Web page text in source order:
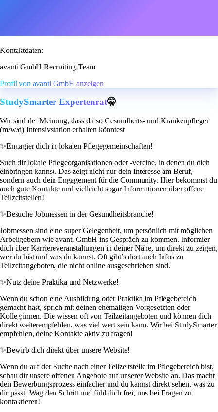
Kontaktdaten:
avanti GmbH Recruiting-Team
Profil von avanti GmbH anzeigen
StudySmarter Expertenrat🤫
Wir sind der Meinung, dass du so Gesundheits- und Krankenpfleger
(m/w/d) Intensivstation erhalten könntest
✨Engagier dich in lokalen Pflegegemeinschaften!
Such dir lokale Pflegeorganisationen oder -vereine, in denen du dich
einbringen kannst. Das zeigt nicht nur dein Interesse am Beruf,
sondern auch dein Engagement für die Community. Hier bekommst du
auch gute Kontakte und vielleicht sogar Informationen über offene
Teilzeitstellen!
✨Besuche Jobmessen in der Gesundheitsbranche!
Jobmessen sind eine super Gelegenheit, um persönlich mit möglichen
Arbeitgebern wie avanti GmbH ins Gespräch zu kommen. Informier
dich über Karriereveranstaltungen in deiner Nähe, um direkt zu zeigen,
wer du bist und was du kannst. Oft gibt’s dort auch Infos zu
Teilzeitangeboten, die nicht online ausgeschrieben sind.
✨Nutz deine Praktika und Netzwerke!
Wenn du schon eine Ausbildung oder Praktika im Pflegebereich
gemacht hast, sprich mit deinen ehemaligen Vorgesetzten oder
Kolleg:innen. Die wissen oft von Teilzeitangeboten und können dich
direkt weiterempfehlen, was viel wert sein kann. Wir bei StudySmarter
empfehlen, deine Kontakte aktiv zu fragen!
✨Bewirb dich direkt über unsere Website!
Wenn du auf der Suche nach einer Teilzeitstelle im Pflegebereich bist,
schau dir unsere offenen Angebote auf unserer Website an. Das macht
den Bewerbungsprozess einfacher und du kannst direkt sehen, was zu
dir passt. Wag den Schritt und fühl dich frei, uns bei Fragen zu
kontaktieren!